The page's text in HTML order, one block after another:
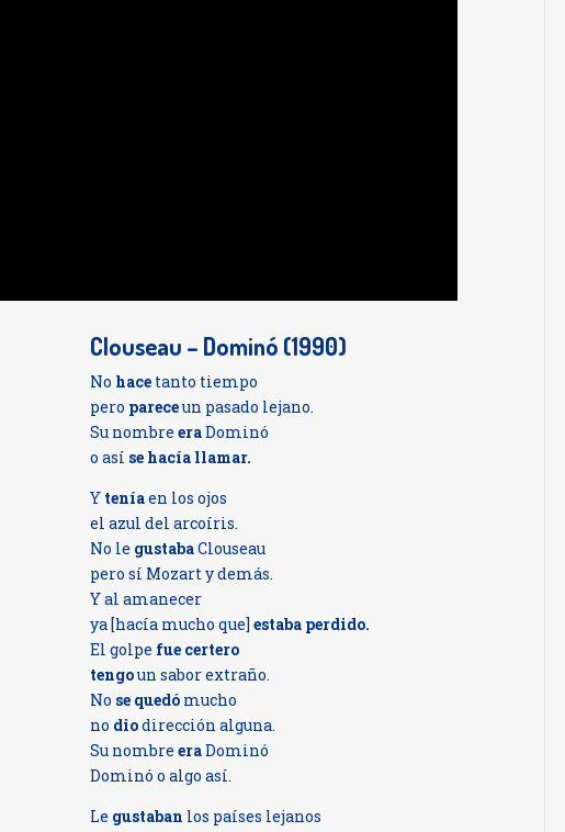
Clouseau – Dominó (1990)
No hace tanto tiempo
pero pareceun pasado lejano.
Su nombre eraDominó
o así se hacía llamar.
Y teníaen los ojos
el azul del arcoíris.
No le gustabaClouseau
pero sí Mozart y demás.
Y al amanecer
ya [hacía mucho que] estaba perdido.
El golpe fue certero
tengoun sabor extraño.
No se quedó mucho
no diodirección alguna.
Su nombre eraDominó
Dominó o algo así.
Le gustaban los países lejanos